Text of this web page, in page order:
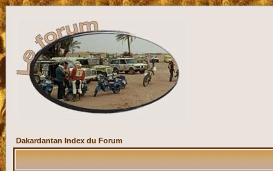
Dakardantan Index du Forum